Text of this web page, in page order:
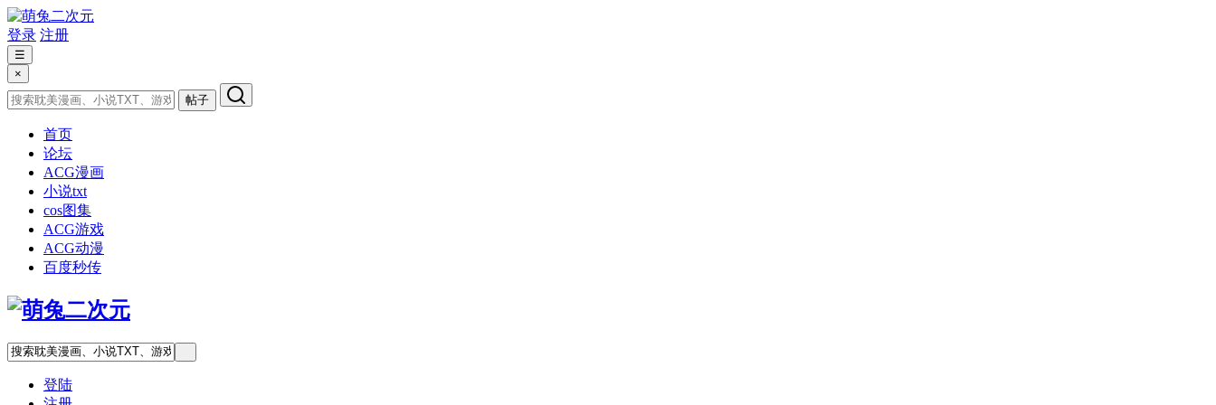
登录 注册
☰
×
帖子
首页
论坛
ACG漫画
小说txt
cos图集
ACG游戏
ACG动漫
百度秒传
登陆